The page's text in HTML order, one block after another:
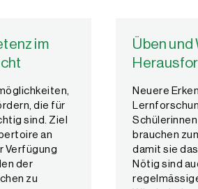
im
die für
sind. Ziel
an
Verfügung
der
zu
Üben und
Neuere
brauchen
damit sie
Nötig sind